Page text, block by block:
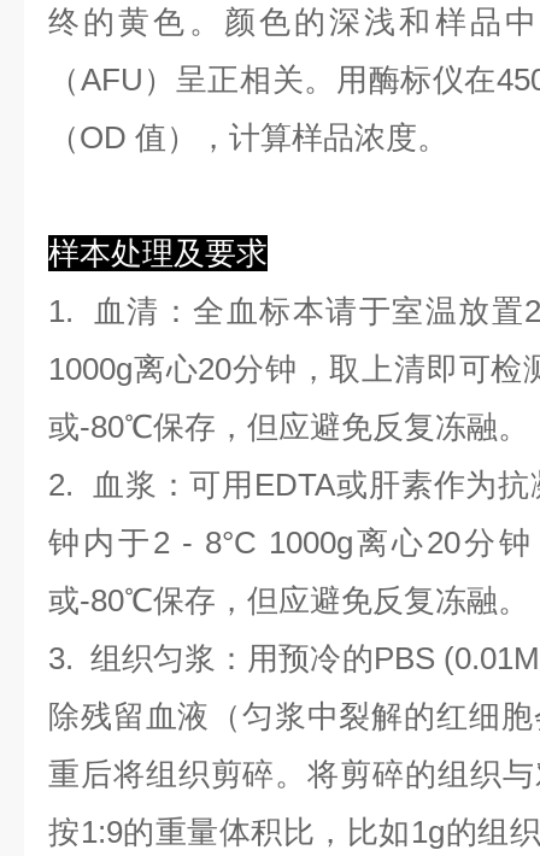
终的黄色。颜色的深浅和样品
（AFU）呈正相关。用酶标仪在
（OD 值），计算样品浓度。
样本处理及要求
1.
血清 ：全血标本请于室温放
1000g离心20分钟，取上清即可
或-80℃保存，但应避免反复冻融。
2.
血浆 ：可用EDTA或肝素作为
钟内于2 - 8°C 1000g离心20分
或-80℃保存，但应避免反复冻融。
3.组织匀浆 ：用预冷的PBS
除残留血液（匀浆中裂解的红细
重后将组织剪碎。将剪碎的组织
按1:9的重量体积比，比如1g的组